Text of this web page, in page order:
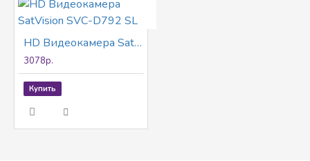
HD Видеокамера SatVision SVC-D792 SL
3078р.
Купить